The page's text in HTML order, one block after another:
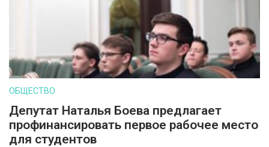
ОБЩЕСТВО
Депутат Наталья Боева предлагает
профинансировать первое рабочее место
для студентов